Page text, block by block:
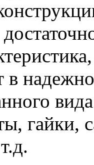
в
гайки,